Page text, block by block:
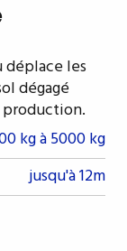
les
dégagé
kg à 5000 kg
jusqu'à 12m